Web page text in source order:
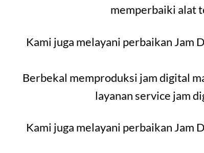
memperbaiki alat
Kami juga melayani perbaikan Jam
Berbekal memproduksi jam digital
layanan service jam
Kami juga melayani perbaikan Jam